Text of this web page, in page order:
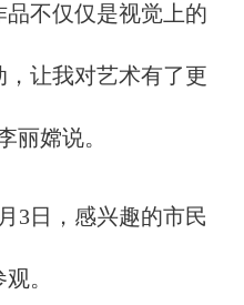
不仅仅是视觉上的
让我对艺术有了更
丽嫦说。
3日，感兴趣的市民
。